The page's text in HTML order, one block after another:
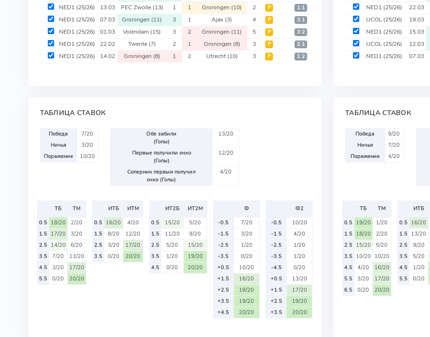
NED1 (25/26) 13.03 PEC Zwolle (13) 1 1 Groningen (10) 2 Р 1:1
NED1 (25/26) 07.03 Groningen (11) 3 1 Ajax (3) 4 Р 3:1
NED1 (25/26) 01.03 Volendam (15) 3 2 Groningen (11) 5 Р 3:2
NED1 (25/26) 22.02 Twente (7) 2 1 Groningen (8) 3 Р 2:1
NED1 (25/26) 14.02 Groningen (8) 1 2 Utrecht (10) 3 Р 1:2
ТАБЛИЦА СТАВОК
Победа
7/20
Ничья
3/20
Поражение
10/20
Обе забили
(Голы)
13/20
Первые получили очко
(Голы)
12/20
Соперник первым получил
очко (Голы)
4/20
ТБ
ТМ
0.5 18/20
2/20
1.5 17/20
3/20
2.5 14/20
6/20
3.5
7/20
13/20
4.5
3/20
17/20
5.5
0/20 20/20
ИТБ
ИТМ
0.5 16/20
4/20
1.5
8/20
12/20
2.5
3/20
17/20
3.5
0/20 20/20
ИТ2Б
ИТ2М
0.5
15/20
5/20
1.5
11/20
9/20
2.5
5/20
15/20
3.5
1/20
19/20
4.5
0/20 20/20
Ф
-0.5
7/20
-1.5
3/20
-2.5
1/20
-3.5
0/20
+0.5
10/20
+1.5
16/20
+2.5
19/20
+3.5
19/20
+4.5
20/20
Ф2
-0.5
10/20
-1.5
4/20
-2.5
1/20
-3.5
1/20
-4.5
0/20
+0.5
13/20
+1.5
17/20
+2.5
19/20
+3.5
20/20
NED1 (25/26) 22.03
UCOL(25/26) 19.03
NED1 (25/26) 15.03
UCOL(25/26) 12.03
NED1 (25/26) 07.03
ТАБЛИЦА СТАВОК
Победа
9/20
Ничья
7/20
Поражение
4/20
ТБ
ТМ
0.5 19/20
1/20
1.5 18/20
2/20
2.5 15/20
5/20
3.5 10/20 10/20
4.5
4/20
16/20
5.5
3/20
17/20
6.5
0/20 20/20
ИТБ
0.5 16/20
1.5 13/20
2.5
9/20
3.5
5/20
4.5
1/20
5.5
0/20